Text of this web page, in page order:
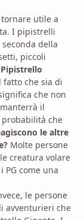
utile a
I pipistrelli
della
piccoli
fatto che sia di
che non
il
che
le altre
Molte persone
creatura volare
come una
le persone
avventurieri che